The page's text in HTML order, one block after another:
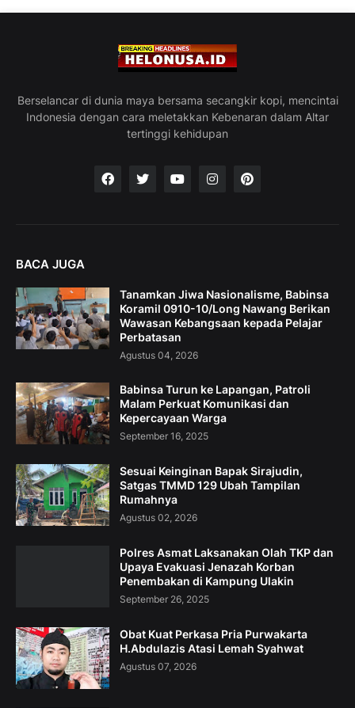
Berselancar di dunia maya bersama secangkir kopi, mencintai
Indonesia dengan cara meletakkan Kebenaran dalam Altar
tertinggi kehidupan
BACA JUGA
Tanamkan Jiwa Nasionalisme, Babinsa
Koramil 0910-10/Long Nawang Berikan
Wawasan Kebangsaan kepada Pelajar
Perbatasan
Agustus 04, 2026
Babinsa Turun ke Lapangan, Patroli
Malam Perkuat Komunikasi dan
Kepercayaan Warga
September 16, 2025
Sesuai Keinginan Bapak Sirajudin,
Satgas TMMD 129 Ubah Tampilan
Rumahnya
Agustus 02, 2026
Polres Asmat Laksanakan Olah TKP dan
Upaya Evakuasi Jenazah Korban
Penembakan di Kampung Ulakin
September 26, 2025
Obat Kuat Perkasa Pria Purwakarta
H.Abdulazis Atasi Lemah Syahwat
Agustus 07, 2026